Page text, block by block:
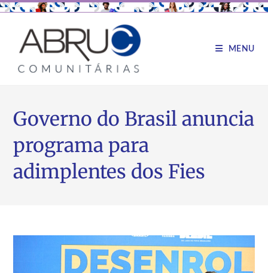
MENU
Governo do Brasil anuncia
programa para
adimplentes dos Fies